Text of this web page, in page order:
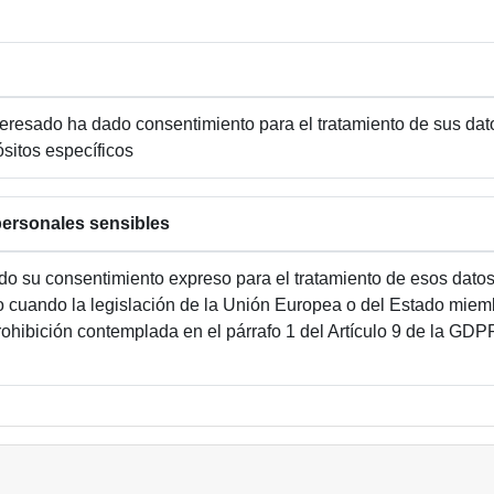
ha dado consentimiento para el tratamiento de sus
específicos
sensibles
su consentimiento expreso para el tratamiento de esos
cuando la legislación de la Unión Europea o del Estado
contemplada en el párrafo 1 del Artículo 9 de la